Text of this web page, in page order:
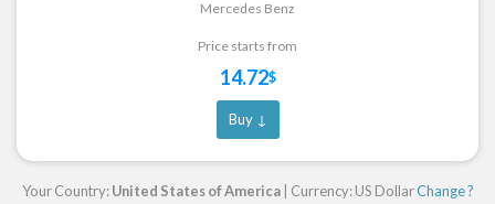
Mercedes Benz
Price starts from
14.72$
Buy ↓
Your Country:United States of America| Currency: US DollarChange ?